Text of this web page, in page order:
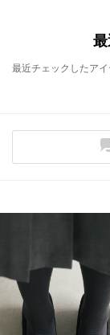
最近チェックしたアイ